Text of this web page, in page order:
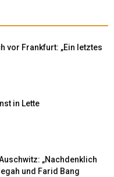
vor Frankfurt: „Ein letztes
in Lette
„Nachdenklich
und Farid Bang